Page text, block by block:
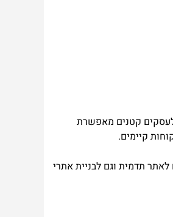
לעסקים קטנים מאפשרת
קיימים.
תדמית וגם לבניית אתרי